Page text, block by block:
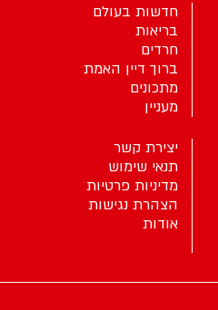
חדשות בעולם
בריאות
חרדים
ברוך דיין האמת
מתכונים
מעניין
יצירת קשר
תנאי שימוש
מדיניות פרטיות
הצהרת נגישות
אודות